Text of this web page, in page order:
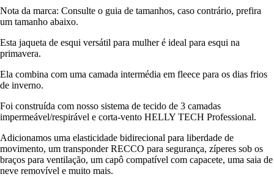
Nota da marca: Consulte o guia de tamanhos, caso contrário, prefira
um tamanho abaixo.
Esta jaqueta de esqui versátil para mulher é ideal para esqui na
primavera.
Ela combina com uma camada intermédia em fleece para os dias frios
de inverno.
Foi construída com nosso sistema de tecido de 3 camadas
impermeável/respirável e corta-vento HELLY TECH Professional.
Adicionamos uma elasticidade bidirecional para liberdade de
movimento, um transponder RECCO para segurança, zíperes sob os
braços para ventilação, um capô compatível com capacete, uma saia de
neve removível e muito mais.